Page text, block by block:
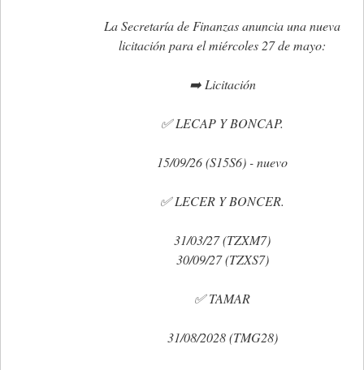
La Secretaría de Finanzas anuncia una nueva
licitación para el miércoles 27 de mayo:
➡️ Licitación
✅ LECAP Y BONCAP.
15/09/26 (S15S6) - nuevo
✅ LECER Y BONCER.
31/03/27 (TZXM7)
30/09/27 (TZXS7)
✅ TAMAR
31/08/2028 (TMG28)